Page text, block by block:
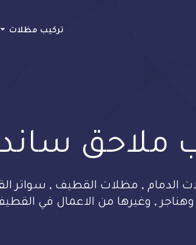
content
تركيب مظلات
ملاحق
الدمام , مظلات القطيف , سواتر
, وغيرها من الاعمال في القطيف والدمام